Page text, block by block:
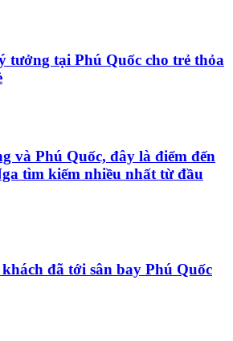
tưởng tại Phú Quốc cho trẻ thỏa
và Phú Quốc, đây là điểm đến
tìm kiếm nhiều nhất từ đầu
đã tới sân bay Phú Quốc